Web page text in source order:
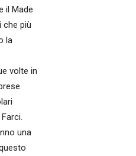
il Made
che più
la
volte in
una